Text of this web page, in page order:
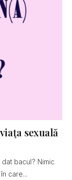
sexuală
bacul? Nimic
care...